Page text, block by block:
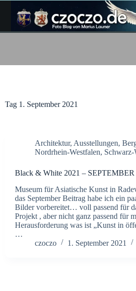
Inhalt
springen
Tag 1. September 2021
Architektur, Ausstellungen,
Nordrhein-Westfalen, Schwarz-
Black & White 2021 – SEPTEMBER
Museum für Asiatische Kunst in
das September Beitrag habe ich ein
Bilder vorbereitet… voll passend für
Projekt , aber nicht ganz passend für
Herausforderung was ist „Kunst in
…
czoczo
1. September 2021